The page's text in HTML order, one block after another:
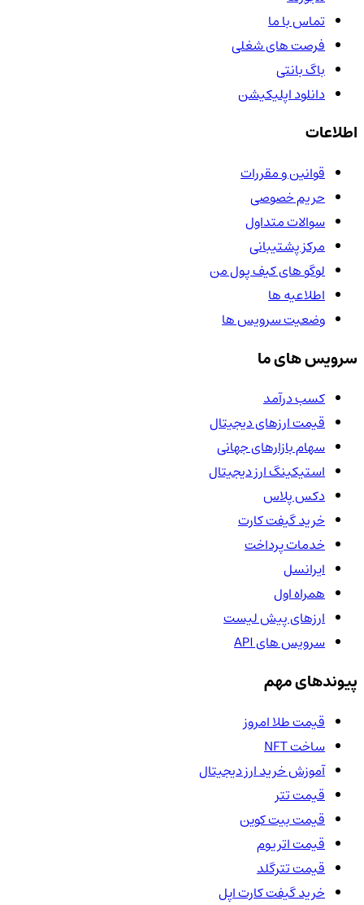
تماس با ما
فرصت های شغلی
باگ بانتی
دانلود اپلیکیشن
اطلاعات
قوانین و مقررات
حریم خصوصی
سوالات متداول
مرکز پشتیبانی
لوگو های کیف پول من
اطلاعیه ها
وضعیت سرویس ها
سرویس های ما
کسب درآمد
قیمت ارزهای دیجیتال
سهام بازارهای جهانی
استیکینگ ارز دیجیتال
دکس پلاس
خرید گیفت کارت
خدمات پرداخت
ایرانسل
همراه اول
ارزهای پیش لیست
سرویس های API
پیوندهای مهم
قیمت طلا امروز
ساخت NFT
آموزش خرید ارز دیجیتال
قیمت تتر
قیمت بیت کوین
قیمت اتریوم
قیمت تترگلد
خرید گیفت کارت اپل